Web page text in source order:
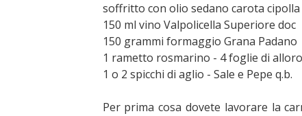
soffritto con olio sedano carota cipolla
150 ml vino Valpolicella Superiore doc
150 grammi formaggio Grana Padano
1 rametto rosmarino - 4 foglie di alloro
1 o 2 spicchi di aglio - Sale e Pepe q.b.
Per prima cosa dovete lavorare la